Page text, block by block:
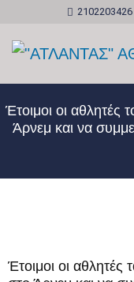
2102203426
Έτοιμοι οι
Άρνεμ και να
Έτοιμοι οι